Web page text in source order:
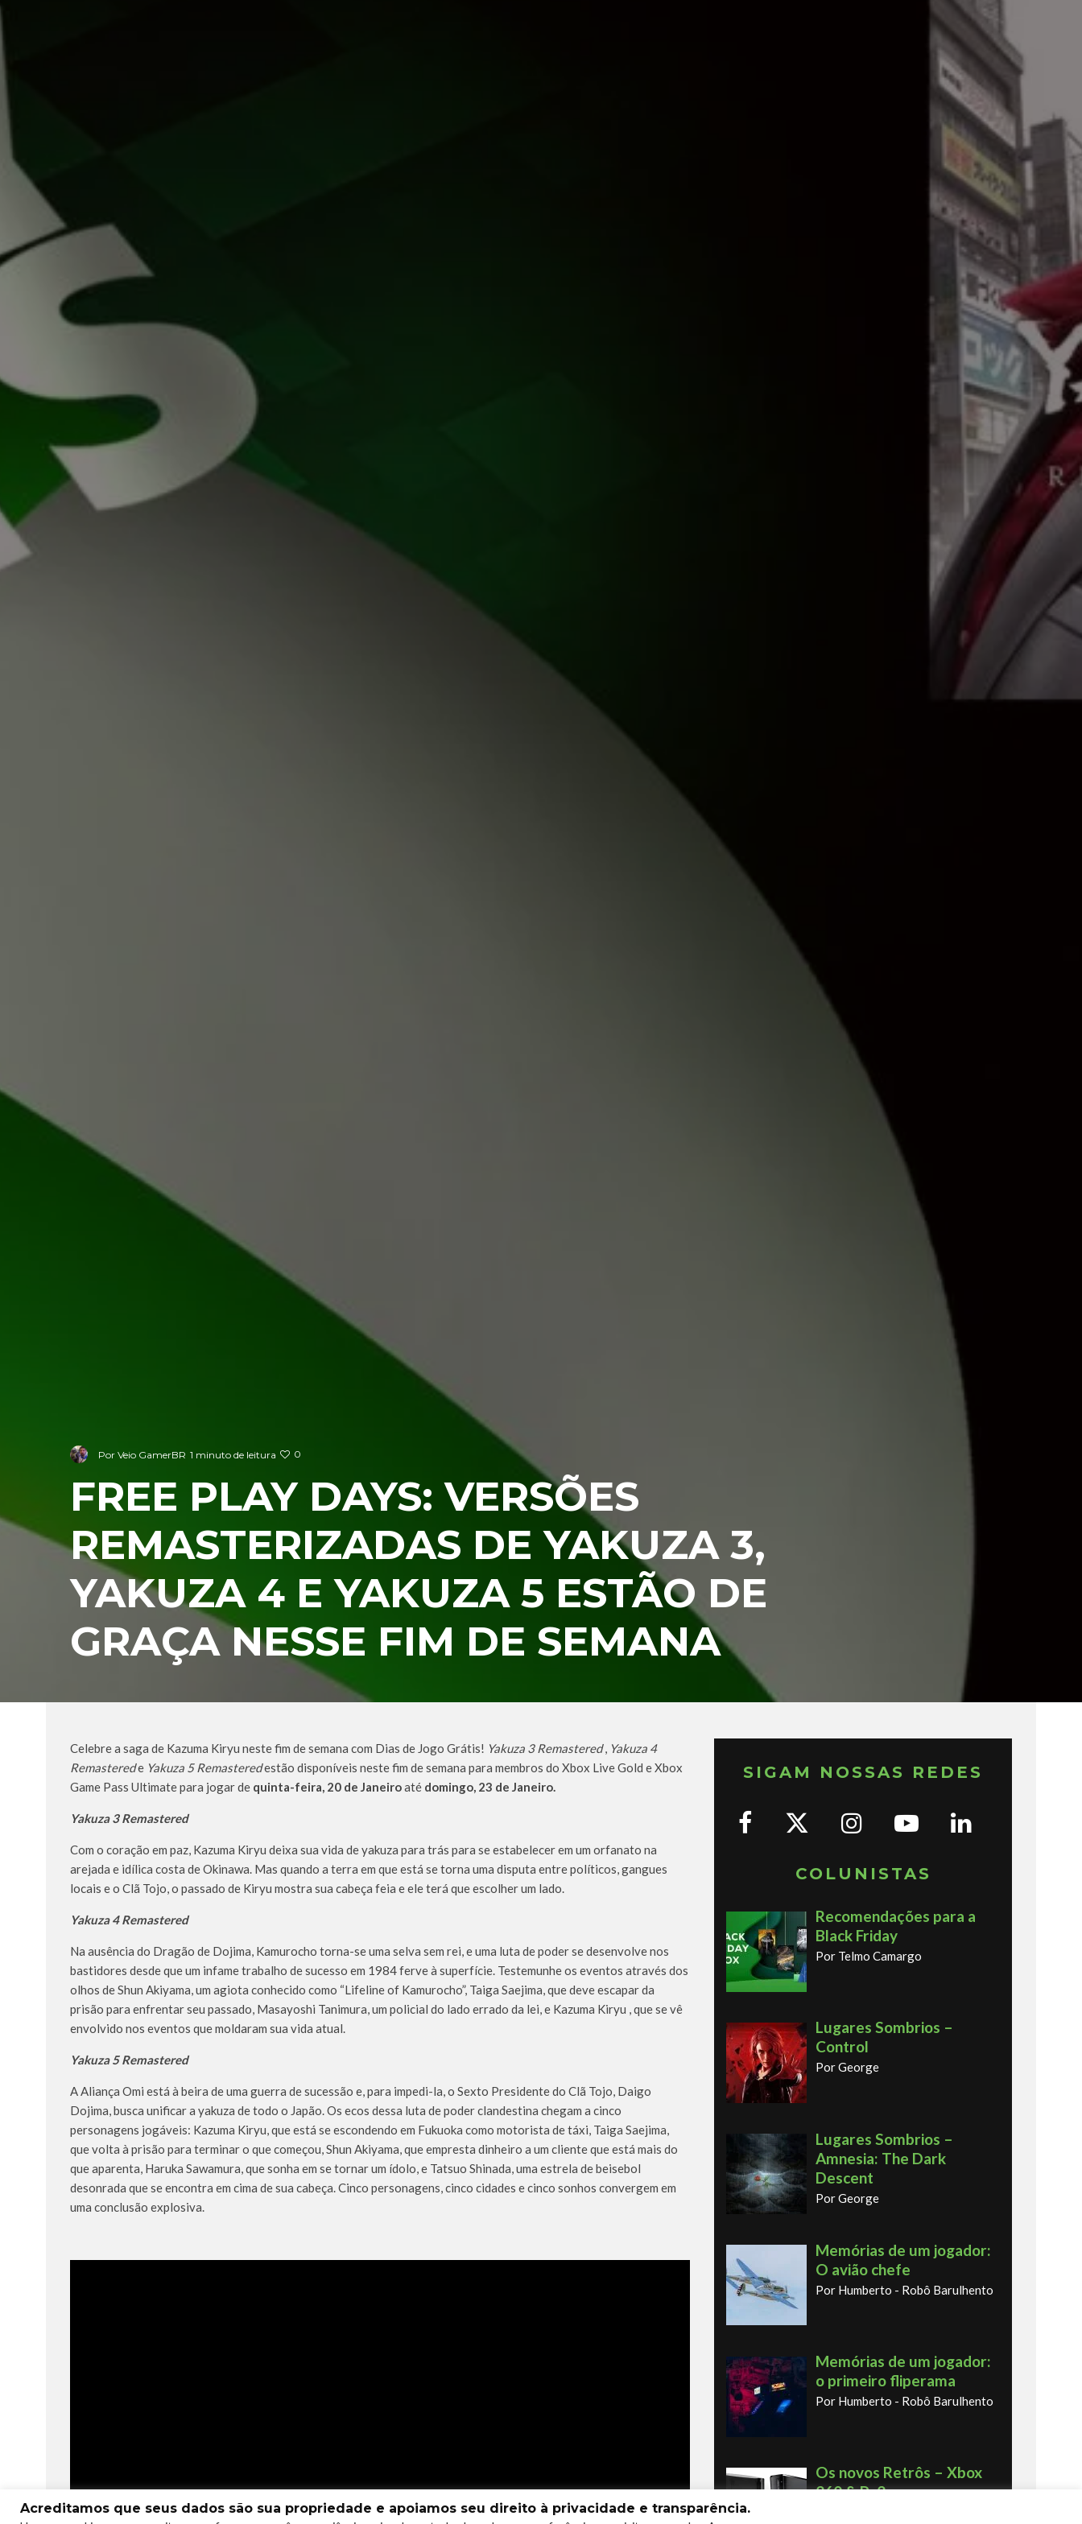
Por Veio GamerBR 1 minuto de leitura 0
FREE PLAY DAYS: VERSÕES
REMASTERIZADAS DE YAKUZA 3,
YAKUZA 4 E YAKUZA 5 ESTÃO DE
GRAÇA NESSE FIM DE SEMANA
Celebre a saga de Kazuma Kiryu neste fim de semana com Dias de Jogo Grátis! Yakuza 3 Remastered, Yakuza 4
Remasterede Yakuza 5 Remasteredestão disponíveis neste fim de semana para membros do Xbox Live Gold e Xbox
Game Pass Ultimate para jogar de quinta-feira, 20 de Janeiroaté domingo, 23 de Janeiro.
Yakuza 3 Remastered
Com o coração em paz, Kazuma Kiryu deixa sua vida de yakuza para trás para se estabelecer em um orfanato na
arejada e idílica costa de Okinawa. Mas quando a terra em que está se torna uma disputa entre políticos, gangues
locais e o Clã Tojo, o passado de Kiryu mostra sua cabeça feia e ele terá que escolher um lado.
Yakuza 4 Remastered
Na ausência do Dragão de Dojima, Kamurocho torna-se uma selva sem rei, e uma luta de poder se desenvolve nos
bastidores desde que um infame trabalho de sucesso em 1984 ferve à superfície. Testemunhe os eventos através dos
olhos de Shun Akiyama, um agiota conhecido como “Lifeline of Kamurocho”, Taiga Saejima, que deve escapar da
prisão para enfrentar seu passado, Masayoshi Tanimura, um policial do lado errado da lei, e Kazuma Kiryu , que se vê
envolvido nos eventos que moldaram sua vida atual.
Yakuza 5 Remastered
A Aliança Omi está à beira de uma guerra de sucessão e, para impedi-la, o Sexto Presidente do Clã Tojo, Daigo
Dojima, busca unificar a yakuza de todo o Japão. Os ecos dessa luta de poder clandestina chegam a cinco
personagens jogáveis: Kazuma Kiryu, que está se escondendo em Fukuoka como motorista de táxi, Taiga Saejima,
que volta à prisão para terminar o que começou, Shun Akiyama, que empresta dinheiro a um cliente que está mais do
que aparenta, Haruka Sawamura, que sonha em se tornar um ídolo, e Tatsuo Shinada, uma estrela de beisebol
desonrada que se encontra em cima de sua cabeça. Cinco personagens, cinco cidades e cinco sonhos convergem em
uma conclusão explosiva.
SIGAM NOSSAS REDES
COLUNISTAS
Recomendações para a
Black Friday
Por Telmo Camargo
Lugares Sombrios –
Control
Por George
Lugares Sombrios –
Amnesia: The Dark
Descent
Por George
Memórias de um jogador:
O avião chefe
Por Humberto - Robô Barulhento
Memórias de um jogador:
o primeiro fliperama
Por Humberto - Robô Barulhento
Os novos Retrôs – Xbox
360 & Ps3
Acreditamos que seus dados são sua propriedade e apoiamos seu direito à privacidade e transparência.